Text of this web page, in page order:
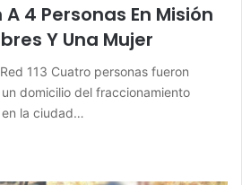
4 Personas En Misión
Y Una Mujer
113 Cuatro personas fueron
domicilio del fraccionamiento
en la ciudad…